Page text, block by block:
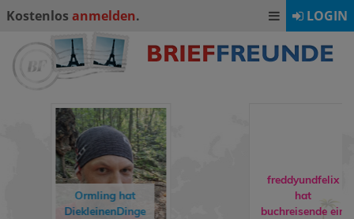
Kostenlos anmelden. LOGIN
Ormlinghat
DiekleinenDinge
freddyundfelix
hat
buchreisendeein